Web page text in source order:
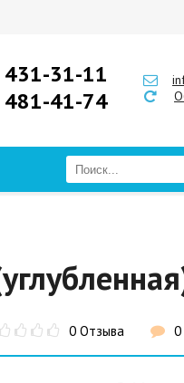
31-11
481-41-74
0 Отзыва 0